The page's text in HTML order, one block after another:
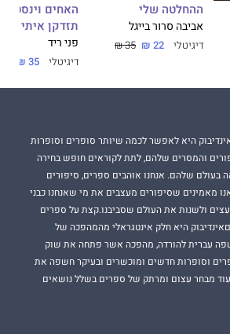
ההחלטה שלי
אביבה סרור בייגל
דיגיטלי 22 ₪
35 ₪
תזדקן איתי
פני ריד
דיגיטלי 35 ₪
היא לאפשר לכמה שיותר סופרים וסופרות
והמסרים שלהם, לתת לקוראים חופש בחירה
בעולם שלהם. אנחנו אוהבים ספרים, סיפורים
מאמינים שסיפורים מעצבים את מי שאנחנו כבני
ולשנות את העולם שסביבנו.קצת על ספרים
היא חלק אינטגראלי מהמהפכה של
עברית להורדה, מהפכה אשר פתחה את שוק
וסופרות חדשים ומוכשרים ובעיקר חשפה את
מבחר עצום ומרתק של ספרים בשלל נושאים